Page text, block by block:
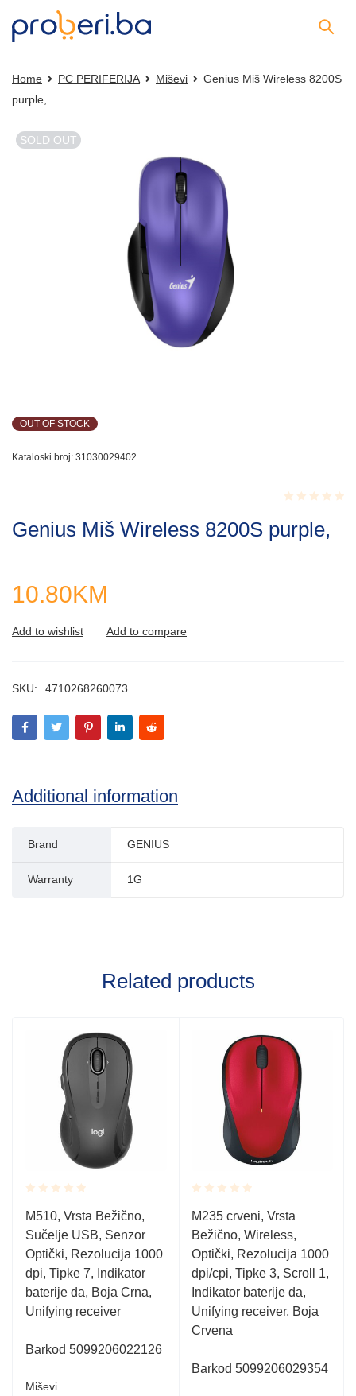
Home PC PERIFERIJA Miševi
Genius Miš Wireless 8200S
purple,
SOLD OUT
OUT OF STOCK
Kataloski broj: 31030029402
0.001
out
Genius Miš Wireless 8200S purple,
10.80KM
SKU: 4710268260073
Additional information
Brand GENIUS
Warranty 1G
Related products
Rated
0.001
out
of
5
M510, Vrsta Bežično,
Sučelje USB, Senzor
Optički, Rezolucija 1000
dpi, Tipke 7, Indikator
baterije da, Boja Crna,
Unifying receiver
Barkod 5099206022126
Miševi
Rated
0.001
out
of
5
M235 crveni, Vrsta
Bežično, Wireless,
Optički, Rezolucija 1000
dpi/cpi, Tipke 3, Scroll 1,
Indikator baterije da,
Unifying receiver, Boja
Crvena
Barkod 5099206029354